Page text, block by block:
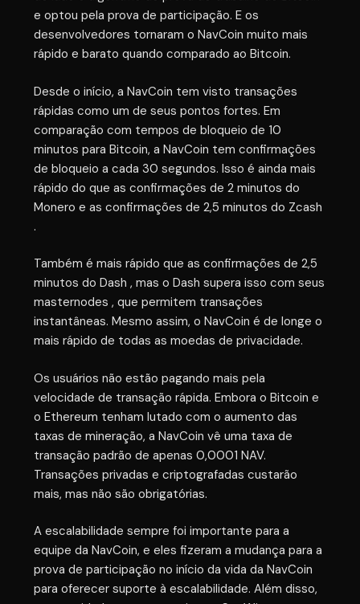
e optou pela prova de participação. E os
desenvolvedores tornaram o NavCoin muito mais
rápido e barato quando comparado ao Bitcoin.
Desde o início, a NavCoin tem visto transações
rápidas como um de seus pontos fortes. Em
comparação com tempos de bloqueio de 10
minutos para Bitcoin, a NavCoin tem confirmações
de bloqueio a cada 30 segundos. Isso é ainda mais
rápido do que as confirmações de 2 minutos do
Monero e as confirmações de 2,5 minutos do Zcash
.
Também é mais rápido que as confirmações de 2,5
minutos do Dash , mas o Dash supera isso com seus
masternodes , que permitem transações
instantâneas. Mesmo assim, o NavCoin é de longe o
mais rápido de todas as moedas de privacidade.
Os usuários não estão pagando mais pela
velocidade de transação rápida. Embora o Bitcoin e
o Ethereum tenham lutado com o aumento das
taxas de mineração, a NavCoin vê uma taxa de
transação padrão de apenas 0,0001 NAV.
Transações privadas e criptografadas custarão
mais, mas não são obrigatórias.
A escalabilidade sempre foi importante para a
equipe da NavCoin, e eles fizeram a mudança para a
prova de participação no início da vida da NavCoin
para oferecer suporte à escalabilidade. Além disso,